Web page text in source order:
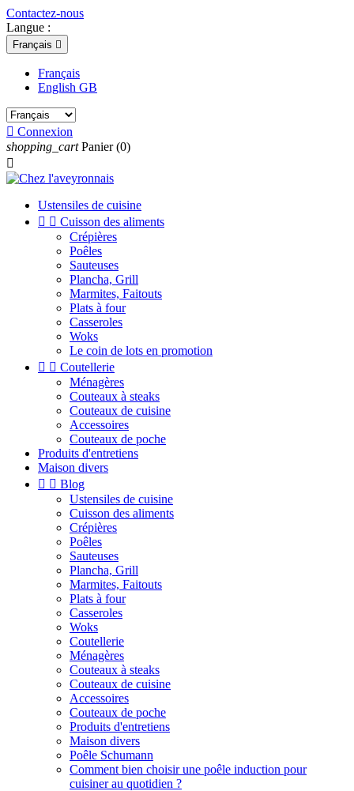
Contactez-nous
Langue :
Français 
Français
English GB
 Connexion
shopping_cart Panier (0)

Ustensiles de cuisine
  Cuisson des aliments
Crépières
Poêles
Sauteuses
Plancha, Grill
Marmites, Faitouts
Plats à four
Casseroles
Woks
Le coin de lots en promotion
  Coutellerie
Ménagères
Couteaux à steaks
Couteaux de cuisine
Accessoires
Couteaux de poche
Produits d'entretiens
Maison divers
  Blog
Ustensiles de cuisine
Cuisson des aliments
Crépières
Poêles
Sauteuses
Plancha, Grill
Marmites, Faitouts
Plats à four
Casseroles
Woks
Coutellerie
Ménagères
Couteaux à steaks
Couteaux de cuisine
Accessoires
Couteaux de poche
Produits d'entretiens
Maison divers
Poêle Schumann
Comment bien choisir une poêle induction pour
cuisiner au quotidien ?